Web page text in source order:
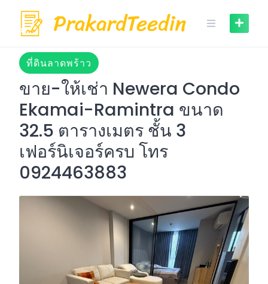
content
ที่ดินลาดพร้าว
ขาย-ให้เช่า Newera Condo
Ekamai-Ramintra ขนาด
32.5 ตารางเมตร ชั้น 3
เฟอร์นิเจอร์ครบ โทร
0924463883